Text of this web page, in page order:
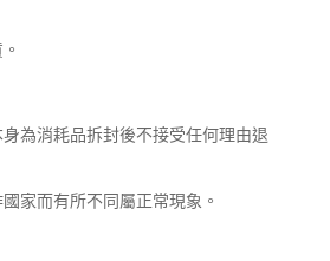
為消耗品拆封後不接受任何理由退
家而有所不同屬正常現象。